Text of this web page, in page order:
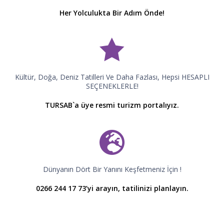
Her Yolculukta Bir Adım Önde!
Kültür, Doğa, Deniz Tatilleri Ve Daha Fazlası, Hepsi HESAPLI
SEÇENEKLERLE!
TURSAB`a üye resmi turizm portalıyız.
Dünyanın Dört Bir Yanını Keşfetmeniz İçin !
0266 244 17 73’yi arayın, tatilinizi planlayın.